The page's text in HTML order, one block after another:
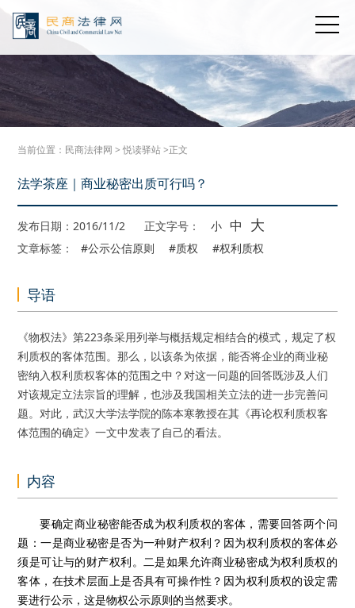
当前位置： 民商法律网 >悦读驿站>正文
法学茶座｜商业秘密出质可行吗？
发布日期：2016/11/2 正文字号： 小 中 大
文章标签： #公示公信原则 #质权 #权利质权
导语
《物权法》第223条采用列举与概括规定相结合的模式，规定了权
利质权的客体范围。那么，以该条为依据，能否将企业的商业秘
密纳入权利质权客体的范围之中？对这一问题的回答既涉及人们
对该规定立法宗旨的理解，也涉及我国相关立法的进一步完善问
题。对此，武汉大学法学院的陈本寒教授在其《再论权利质权客
体范围的确定》一文中发表了自己的看法。
内容
要确定商业秘密能否成为权利质权的客体，需要回答两个问
题：一是商业秘密是否为一种财产权利？因为权利质权的客体必
须是可让与的财产权利。二是如果允许商业秘密成为权利质权的
客体，在技术层面上是否具有可操作性？因为权利质权的设定需
要进行公示，这是物权公示原则的当然要求。